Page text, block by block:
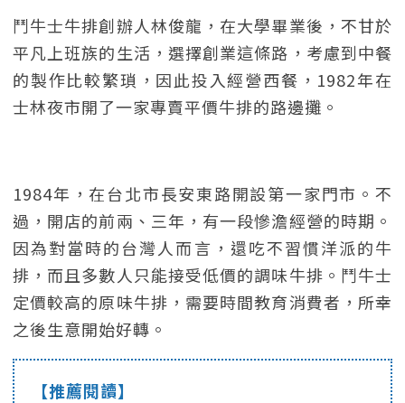
鬥牛士牛排創辦人林俊龍，在大學畢業後，不甘於
平凡上班族的生活，選擇創業這條路，考慮到中餐
的製作比較繁瑣，因此投入經營西餐，1982年在
士林夜市開了一家專賣平價牛排的路邊攤。
1984年，在台北市長安東路開設第一家門市。不
過，開店的前兩、三年，有一段慘澹經營的時期。
因為對當時的台灣人而言，還吃不習慣洋派的牛
排，而且多數人只能接受低價的調味牛排。鬥牛士
定價較高的原味牛排，需要時間教育消費者，所幸
之後生意開始好轉。
【推薦閱讀】